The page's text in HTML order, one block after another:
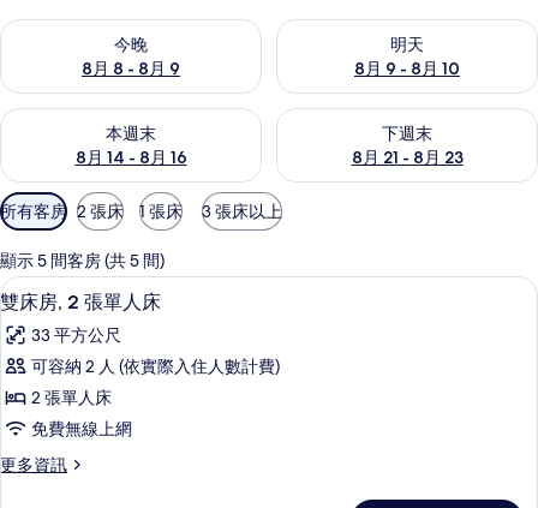
今晚
8月 8 - 8月 9
查看今晚 (8月 8 - 8月 9) 的供應情況
明天
8月 9 - 8月 10
查看明天 (8月 9 - 8月 10) 的供
本週末
8月 14 - 8月 16
查看本週末 (8月 14 - 8月 16) 的供應情況
下週末
8月 21 - 8月 23
查看下週末 (8月 21 - 8月 23)
可
用
的
客
房
篩
選
條
所有客房 2 張床 1 張床 3 張床以上
顯示 5 間客房 (共 5 間)
顯
示
雙
床
房,
張
雙床房, 2 張單人床 | 書桌、熨斗/熨
2
雙床房, 2 張單人床
33 平方公尺
可容納 2 人 (依實際入住人數計費)
2 張單人床
免費無線上網
更多資訊
更